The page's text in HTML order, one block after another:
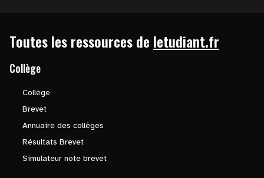
Toutes les ressources de letudiant.fr
Collège
Collège
Brevet
Annuaire des collèges
Résultats Brevet
Simulateur note brevet